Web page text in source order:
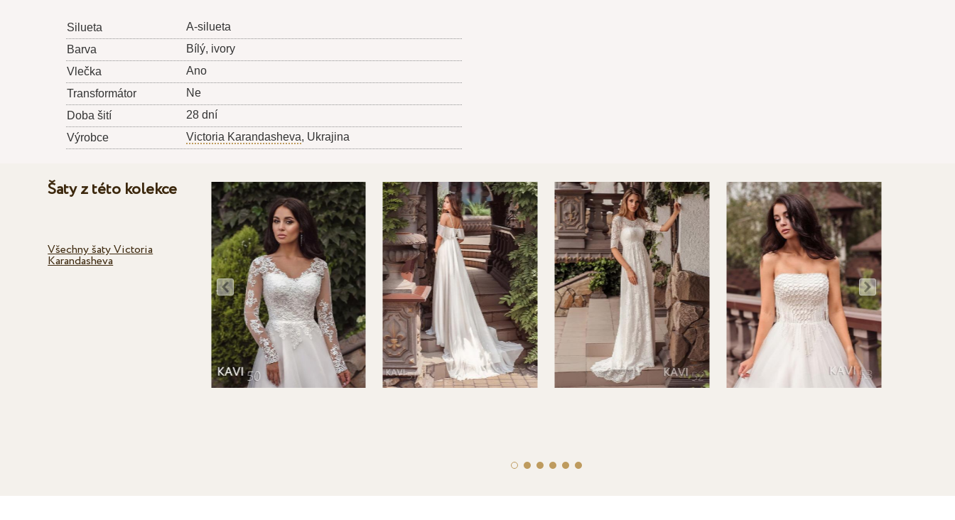
Silueta
A-silueta
Barva
Bílý, ivory
Vlečka
Ano
Transformátor
Ne
Doba šití
28 dní
Výrobce
Victoria Karandasheva, Ukrajina
Šaty z této kolekce
Všechny šaty Victoria
Karandasheva